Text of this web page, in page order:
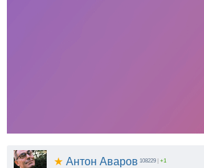
★ Антон Аваров 108229 | +1